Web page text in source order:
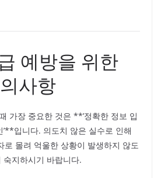
예방을 위한
사항
가장 중요한 것은 **’정확한 정보 입
’**입니다. 의도치 않은 실수로 인해
로 몰려 억울한 상황이 발생하지 않도
지하시기 바랍니다.